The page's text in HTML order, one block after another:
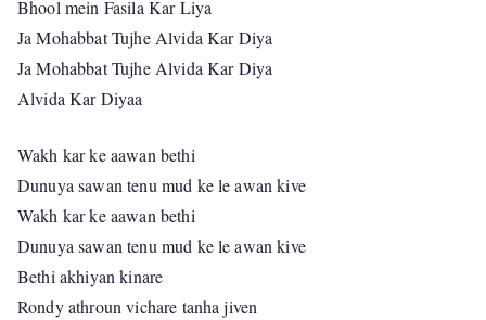
Bhool mein Fasila Kar Liya
Ja Mohabbat Tujhe Alvida Kar Diya
Ja Mohabbat Tujhe Alvida Kar Diya
Alvida Kar Diyaa
Wakh kar ke aawan bethi
Dunuya sawan tenu mud ke le awan kive
Wakh kar ke aawan bethi
Dunuya sawan tenu mud ke le awan kive
Bethi akhiyan kinare
Rondy athroun vichare tanha jiven